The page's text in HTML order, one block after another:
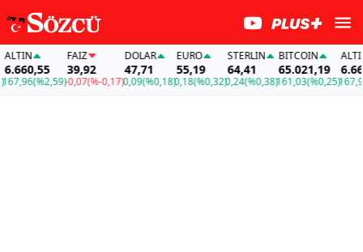
(%2,59)
FAİZ
39,92
-0,07(%-0,17)
DOLAR
47,71
0,09(%0,18)
EURO
55,19
0,18(%0,32)
STERLIN
64,41
0,24(%0,38)
BITCOIN
65.021,19
161,03(%0,25)
ALTIN
167,96